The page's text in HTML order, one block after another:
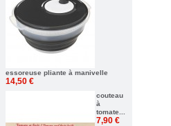
essoreuse pliante à manivelle
14,50 €
couteau
à
tomate...
7,90 €